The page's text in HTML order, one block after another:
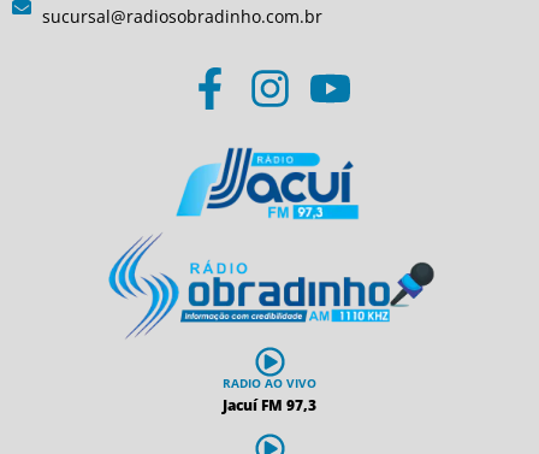
sucursal@radiosobradinho.com.br
RADIO AO VIVO
Jacuí FM 97,3